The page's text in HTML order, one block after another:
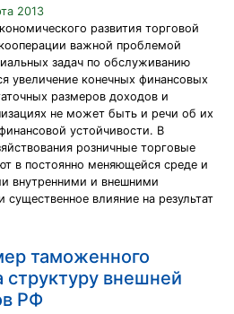
2013
развития торговой
важной проблемой
задач по обслуживанию
увеличение конечных финансовых
размеров доходов и
не может быть и речи об их
устойчивости. В
розничные торговые
в постоянно меняющейся среде и
внутренними и внешними
влияние на результат
таможенного
структуру внешней
РФ